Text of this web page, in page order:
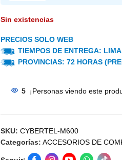
Sin existencias
PRECIOS SOLO WEB
TIEMPOS DE ENTREGA:
PROVINCIAS: 72 HORAS
5 ¡Personas viendo este
SKU: CYBERTEL-M600
Categorías: ACCESORIOS DE